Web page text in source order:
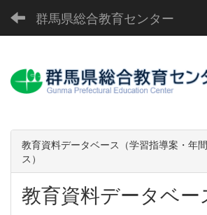
群馬県総合教育センター
教育資料データベース（学習指導案・年
ス）
教育資料データベー